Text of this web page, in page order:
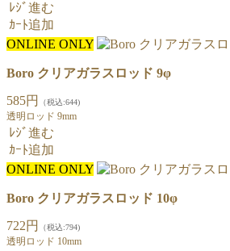
ﾚｼﾞ進む
ｶｰﾄ追加
ONLINE ONLY
Boro クリアガラスロッド 9φ
585円 （税込:644)
透明ロッド 9mm
ﾚｼﾞ進む
ｶｰﾄ追加
ONLINE ONLY
Boro クリアガラスロッド 10φ
722円 （税込:794)
透明ロッド 10mm